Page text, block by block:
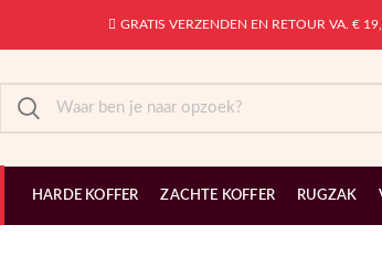
GRATIS VERZENDEN EN RETOUR VA. €
HARDE KOFFER ZACHTE KOFFER RUGZAK